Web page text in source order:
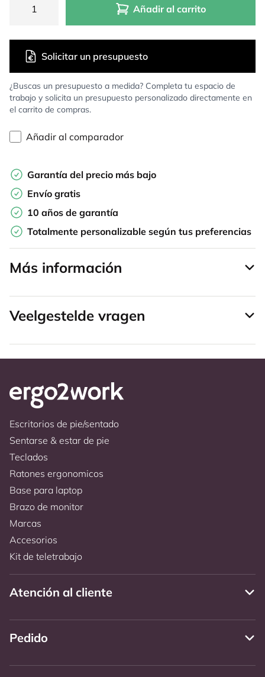
Añadir al carrito
¿Buscas un presupuesto a medida? Completa tu espacio de
trabajo y solicita un presupuesto personalizado directamente en
el carrito de compras.
Solicitar un presupuesto
Añadir al comparador
Garantía del precio más bajo
Envío gratis
10 años de garantía
Totalmente personalizable según tus preferencias
Más información
Veelgestelde vragen
Escritorios de pie/sentado
Sentarse & estar de pie
Teclados
Ratones ergonomicos
Base para laptop
Brazo de monitor
Marcas
Accesorios
Kit de teletrabajo
Atención al cliente
Pedido